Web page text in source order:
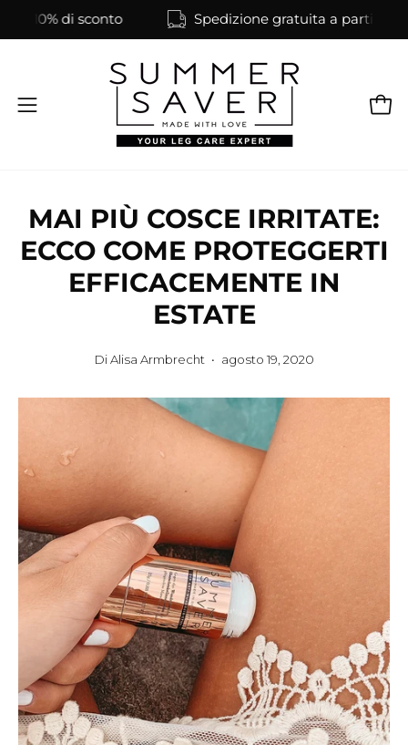
di sconto Spedizione gratuita a partire da un
Apri
MAI PIÙ COSCE IRRITATE:
ECCO COME PROTEGGERTI
EFFICACEMENTE IN
ESTATE
Di Alisa Armbrecht agosto 19, 2020